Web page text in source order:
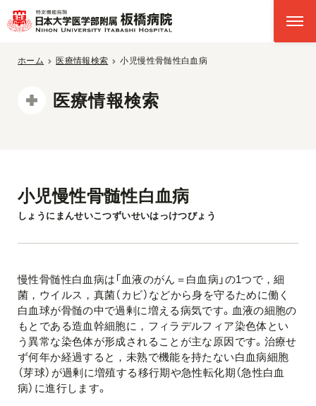
ホーム 医療情報検索 小児慢性骨髄性白血病
医療情報検索
小児慢性骨髄性白血病
しょうにまんせいこつずいせいはっけつびょう
慢性骨髄性白血病は「血液のがん＝白血病」の1つで，細
菌，ウイルス，真菌（カビ）などから身を守るために働く
白血球が骨髄の中で過剰に増える病気です。血液の細胞の
もとである造血幹細胞に，フィラデルフィア染色体とい
う異常な染色体が形成されることが主な原因です。治療せ
ず何年か経過すると，未熟で機能を持たない白血病細胞
（芽球）が過剰に増殖する移行期や急性転化期（急性白血
病）に進行します。